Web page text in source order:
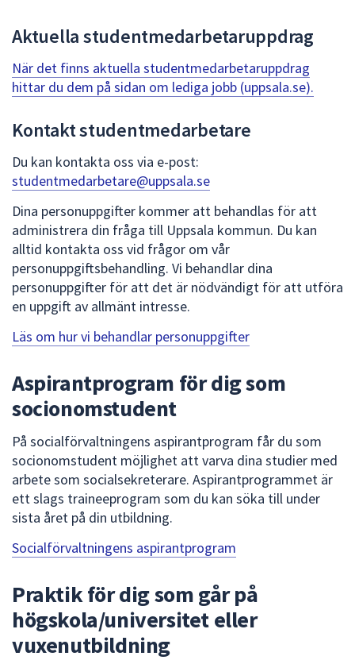
Aktuella studentmedarbetaruppdrag
När det finns aktuella studentmedarbetaruppdrag
hittar du dem på sidan om lediga jobb (uppsala.se).
Kontakt studentmedarbetare
Du kan kontakta oss via e-post:
studentmedarbetare@uppsala.se
Dina personuppgifter kommer att behandlas för att
administrera din fråga till Uppsala kommun. Du kan
alltid kontakta oss vid frågor om vår
personuppgiftsbehandling. Vi behandlar dina
personuppgifter för att det är nödvändigt för att utföra
en uppgift av allmänt intresse.
Läs om hur vi behandlar personuppgifter
Aspirantprogram för dig som
socionomstudent
På socialförvaltningens aspirantprogram får du som
socionomstudent möjlighet att varva dina studier med
arbete som socialsekreterare. Aspirantprogrammet är
ett slags traineeprogram som du kan söka till under
sista året på din utbildning.
Socialförvaltningens aspirantprogram
Praktik för dig som går på
högskola/universitet eller
vuxenutbildning